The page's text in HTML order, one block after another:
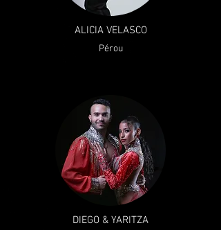
ALICIA VELASCO
Pérou
DIEGO & YARITZA